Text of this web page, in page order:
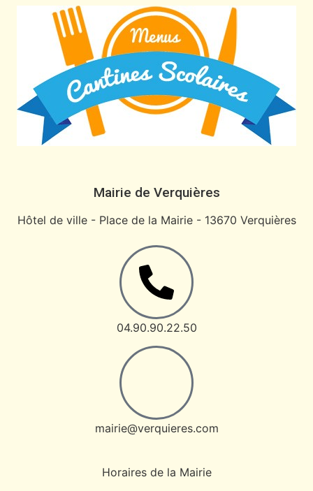
Mairie de Verquières
Hôtel de ville - Place de la Mairie - 13670 Verquières
04.90.90.22.50
mairie@verquieres.com
Horaires de la Mairie